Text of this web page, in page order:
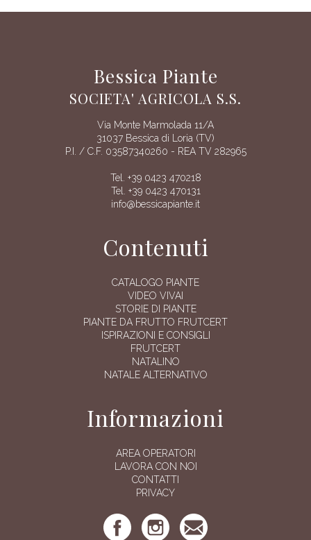
Bessica Piante
SOCIETA' AGRICOLA S.S.
Via Monte Marmolada 11/A
31037 Bessica di Loria (TV)
P.I. / C.F. 03587340260 - REA TV 282965
Tel. +39 0423 470218
Tel. +39 0423 470131
info@bessicapiante.it
Contenuti
CATALOGO PIANTE
VIDEO VIVAI
STORIE DI PIANTE
PIANTE DA FRUTTO FRUTCERT
ISPIRAZIONI E CONSIGLI
FRUTCERT
NATALINO
NATALE ALTERNATIVO
Informazioni
AREA OPERATORI
LAVORA CON NOI
CONTATTI
PRIVACY